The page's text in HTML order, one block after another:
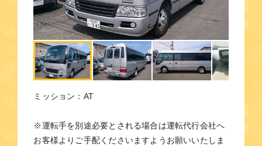
ミッション：AT
※運転手を別途必要とされる場合は運転代行会社へ
お客様よりご手配くださいますようお願いいたしま